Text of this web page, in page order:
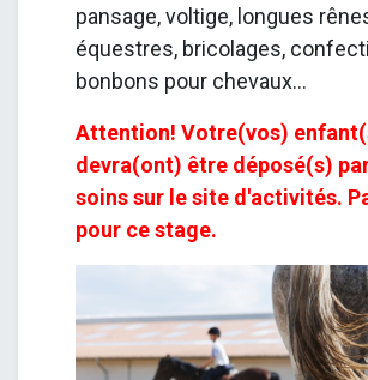
pansage, voltige, longues
équestres, bricolages,
bonbons pour chevaux...
Attention! Votre(vos)
devra(ont) être déposé(s)
soins sur le site d'activités.
pour ce stage.